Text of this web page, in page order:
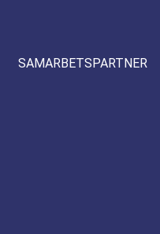
SAMARBETSPARTNER